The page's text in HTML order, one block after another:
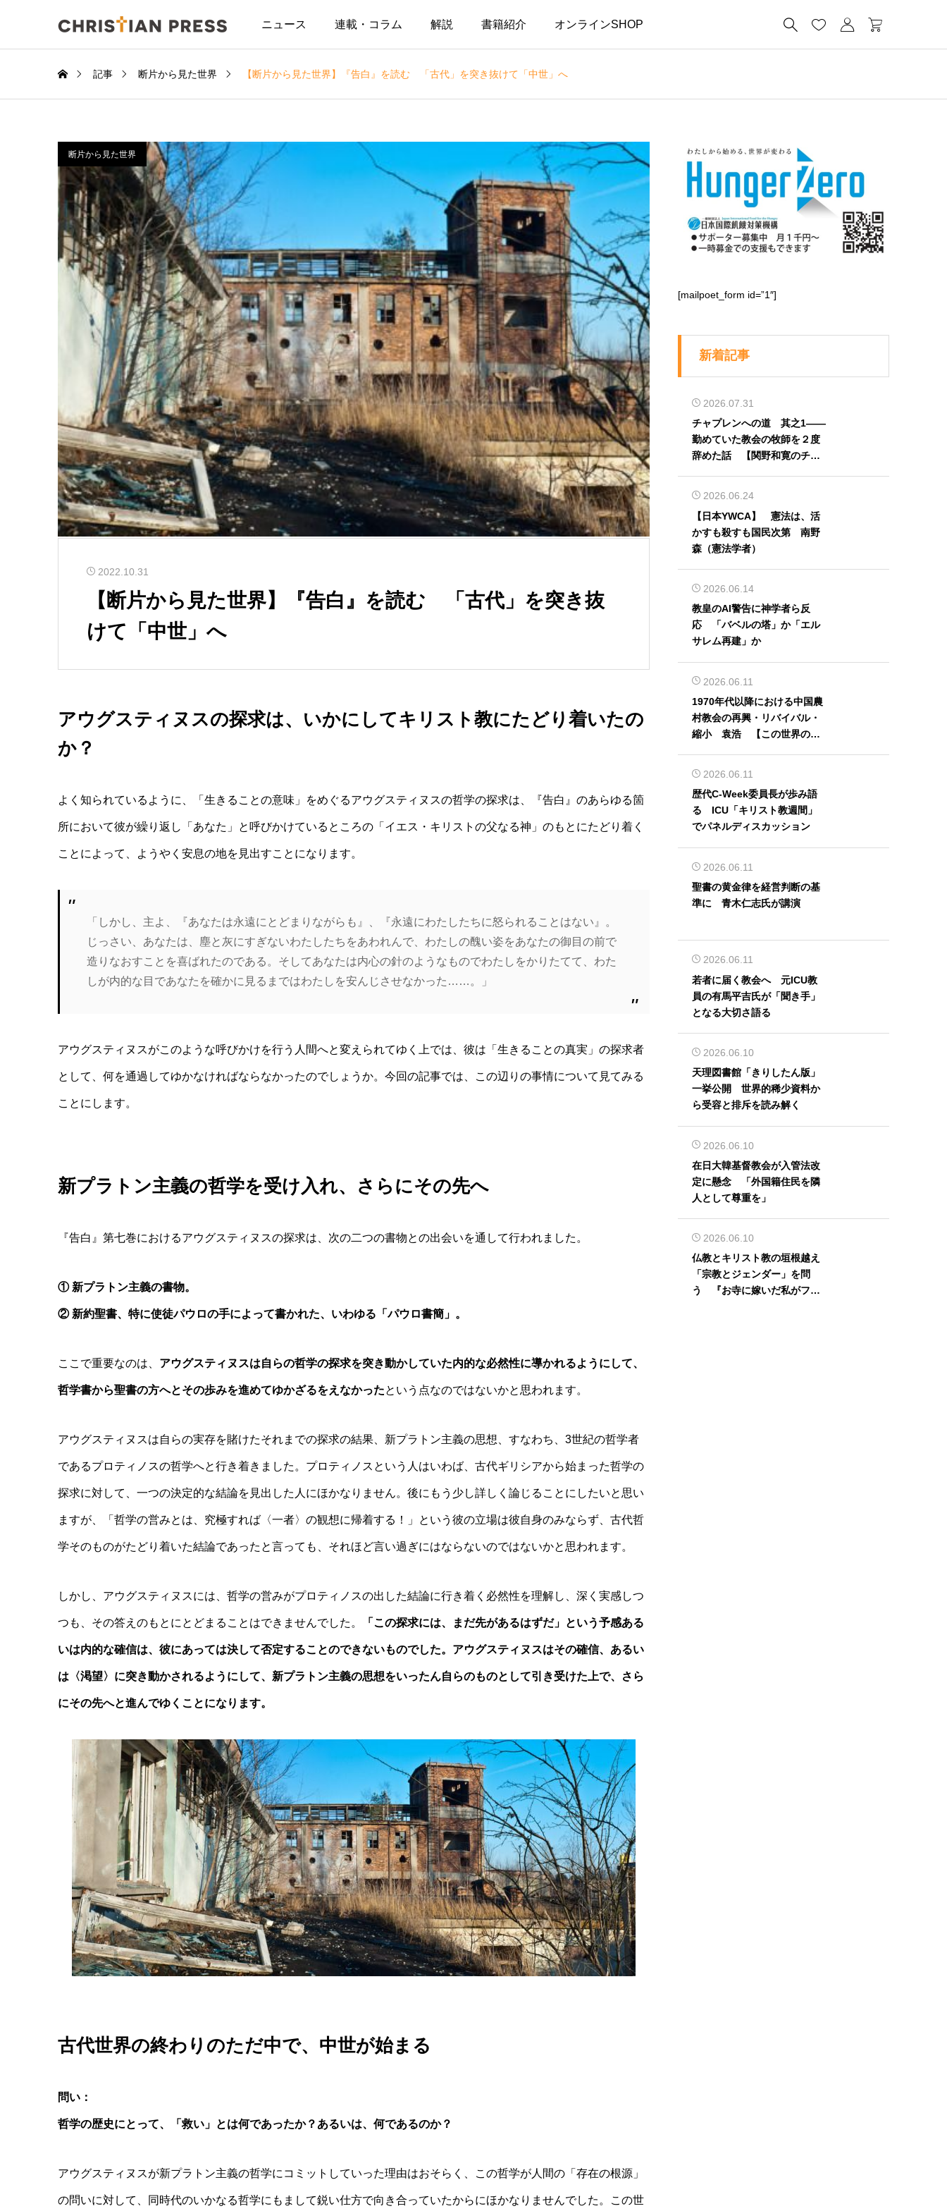
ニュース 連載・コラム 解説 書籍紹介 オンラインSHOP    
記事 断片から見た世界 【断片から見た世界】『告白』を読む 「古代」を突き抜けて「中世」へ
断片から見た世界
2022.10.31
【断片から見た世界】『告白』を読む 「古代」を突き抜
けて「中世」へ
アウグスティヌスの探求は、いかにしてキリスト教にたどり着いたの
か？
よく知られているように、「生きることの意味」をめぐるアウグスティヌスの哲学の探求は、『告白』のあらゆる箇
所において彼が繰り返し「あなた」と呼びかけているところの「イエス・キリストの父なる神」のもとにたどり着く
ことによって、ようやく安息の地を見出すことになります。
「しかし、主よ、『あなたは永遠にとどまりながらも』、『永遠にわたしたちに怒られることはない』。
じっさい、あなたは、塵と灰にすぎないわたしたちをあわれんで、わたしの醜い姿をあなたの御目の前で
造りなおすことを喜ばれたのである。そしてあなたは内心の針のようなものでわたしをかりたてて、わた
しが内的な目であなたを確かに見るまではわたしを安んじさせなかった……。」
アウグスティヌスがこのような呼びかけを行う人間へと変えられてゆく上では、彼は「生きることの真実」の探求者
として、何を通過してゆかなければならなかったのでしょうか。今回の記事では、この辺りの事情について見てみる
ことにします。
新プラトン主義の哲学を受け入れ、さらにその先へ
『告白』第七巻におけるアウグスティヌスの探求は、次の二つの書物との出会いを通して行われました。
① 新プラトン主義の書物。
② 新約聖書、特に使徒パウロの手によって書かれた、いわゆる「パウロ書簡」。
ここで重要なのは、 アウグスティヌスは自らの哲学の探求を突き動かしていた内的な必然性に導かれるようにして、
哲学書から聖書の方へとその歩みを進めてゆかざるをえなかったという点なのではないかと思われます。
アウグスティヌスは自らの実存を賭けたそれまでの探求の結果、新プラトン主義の思想、すなわち、3世紀の哲学者
であるプロティノスの哲学へと行き着きました。プロティノスという人はいわば、古代ギリシアから始まった哲学の
探求に対して、一つの決定的な結論を見出した人にほかなりません。後にもう少し詳しく論じることにしたいと思い
ますが、「哲学の営みとは、究極すれば〈一者〉の観想に帰着する！」という彼の立場は彼自身のみならず、古代哲
学そのものがたどり着いた結論であったと言っても、それほど言い過ぎにはならないのではないかと思われます。
しかし、アウグスティヌスには、哲学の営みがプロティノスの出した結論に行き着く必然性を理解し、深く実感しつ
つも、その答えのもとにとどまることはできませんでした。 「この探求には、まだ先があるはずだ」という予感ある
いは内的な確信は、彼にあっては決して否定することのできないものでした。アウグスティヌスはその確信、あるい
は〈渇望〉に突き動かされるようにして、新プラトン主義の思想をいったん自らのものとして引き受けた上で、さら
にその先へと進んでゆくことになります。
古代世界の終わりのただ中で、中世が始まる
問い：
哲学の歴史にとって、「救い」とは何であったか？あるいは、何であるのか？
アウグスティヌスが新プラトン主義の哲学にコミットしていった理由はおそらく、この哲学が人間の「存在の根源」
の問いに対して、同時代のいかなる哲学にもまして鋭い仕方で向き合っていたからにほかなりませんでした。この世
[mailpoet_form id=”1″]
新着記事
2026.07.31
チャプレンへの道 其之1――
勤めていた教会の牧師を２度
辞めた話 【関野和寛のチャ
2026.06.24
【日本YWCA】 憲法は、活
かすも殺すも国民次第 南野
森（憲法学者）
2026.06.14
教皇のAI警告に神学者ら反
応 「バベルの塔」か「エル
サレム再建」か
2026.06.11
1970年代以降における中国農
村教会の再興・リバイバル・
縮小 袁浩 【この世界の片
2026.06.11
歴代C-Week委員長が歩み語
る ICU「キリスト教週間」
でパネルディスカッション
2026.06.11
聖書の黄金律を経営判断の基
準に 青木仁志氏が講演
2026.06.11
若者に届く教会へ 元ICU教
員の有馬平吉氏が「聞き手」
となる大切さ語る
2026.06.10
天理図書館「きりしたん版」
一挙公開 世界的稀少資料か
ら受容と排斥を読み解く
2026.06.10
在日大韓基督教会が入管法改
定に懸念 「外国籍住民を隣
人として尊重を」
2026.06.10
仏教とキリスト教の垣根越え
「宗教とジェンダー」を問
う 『お寺に嫁いだ私がフェ